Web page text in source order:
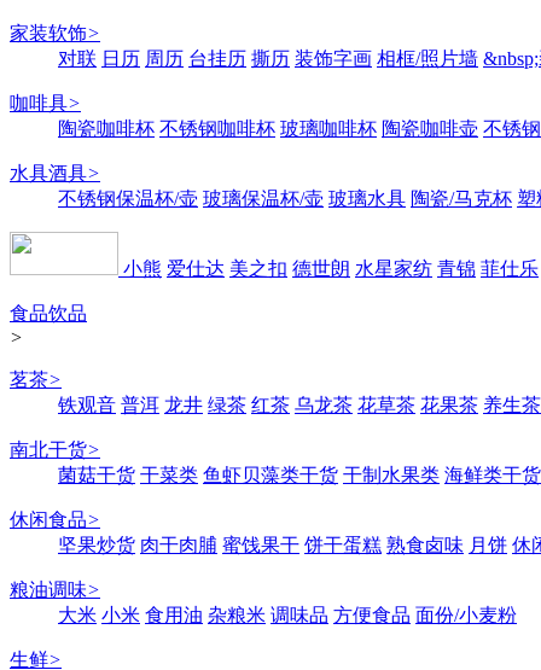
家装软饰>
对联 日历 周历 台挂历 撕历 装饰字画 相框/照片墙
咖啡具>
陶瓷咖啡杯 不锈钢咖啡杯 玻璃咖啡杯 陶瓷咖啡壶 不锈
水具酒具>
不锈钢保温杯/壶 玻璃保温杯/壶 玻璃水具 陶瓷/马克杯 塑
小熊 爱仕达 美之扣 德世朗 水星家纺 青锦 菲仕乐
食品饮品
>
茗茶>
铁观音 普洱 龙井 绿茶 红茶 乌龙茶 花草茶 花果茶 养生茶
南北干货>
菌菇干货 干菜类 鱼虾贝藻类干货 干制水果类 海鲜类干货
休闲食品>
坚果炒货 肉干肉脯 蜜饯果干 饼干蛋糕 熟食卤味 月饼 休
粮油调味>
大米 小米 食用油 杂粮米 调味品 方便食品 面份/小麦粉
生鲜>